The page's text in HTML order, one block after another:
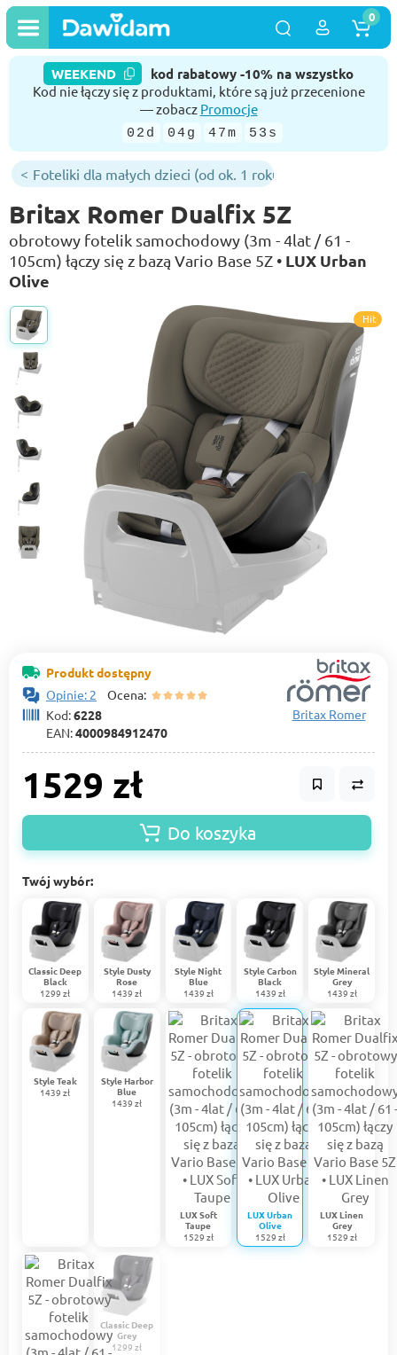
WEEKEND kod rabatowy -10% na wszystko
Kod nie łączy się z produktami, które są już przecenione
— zobacz Promocje
02d 04g 47m 52s
0
Foteliki dla małych dzieci (od ok. 1 roku)
Britax Romer Dualfix 5Z
obrotowy fotelik samochodowy (3m - 4lat / 61 -
105cm) łączy się z bazą Vario Base 5Z • LUX Urban
Olive
Hit
Produkt dostępny
Opinie: 2 Ocena:
Kod:6228
EAN:4000984912470
Britax Romer
1529 zł
Do koszyka
Twój wybór:
Classic Deep
Black
1299 zł
Classic Deep
Grey
1299 zł
Style Dusty
Rose
1439 zł
Style Night
Blue
1439 zł
Style Carbon
Black
1439 zł
Style Mineral
Grey
1439 zł
Style Teak
1439 zł
Style Harbor
Blue
1439 zł
LUX Soft
Taupe
1529 zł
LUX Urban
Olive
1529 zł
LUX Linen
Grey
1529 zł